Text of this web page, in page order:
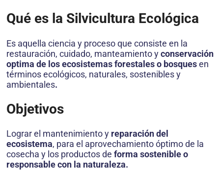
Qué es la Silvicultura Ecológica
Es aquella ciencia y proceso que consiste en la
restauración, cuidado, manteamiento yconservación
optima de los ecosistemas forestales o bosquesen
términos ecológicos, naturales, sostenibles y
ambientales.
Objetivos
Lograr el mantenimiento y reparación del
ecosistema, para el aprovechamiento óptimo de la
cosecha y los productos de forma sostenible o
responsable con la naturaleza.